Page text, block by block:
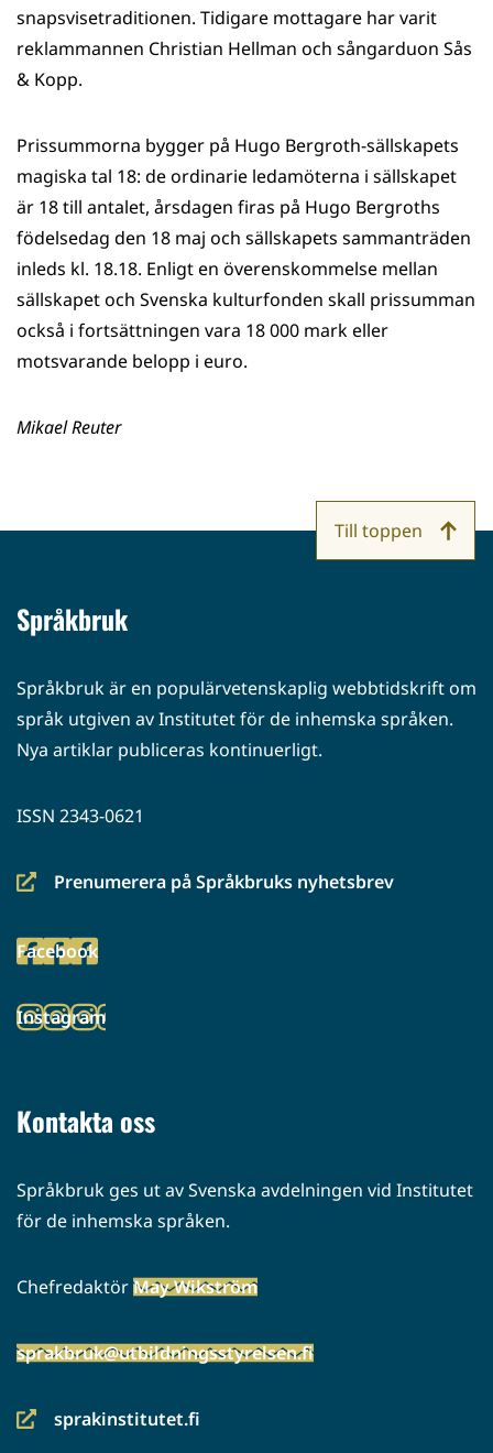
snapsvisetraditionen. Tidigare mottagare har varit
reklammannen Christian Hellman och sångarduon Sås
& Kopp.
Prissummorna bygger på Hugo Bergroth-sällskapets
magiska tal 18: de ordinarie ledamöterna i sällskapet
är 18 till antalet, årsdagen firas på Hugo Bergroths
födelsedag den 18 maj och sällskapets sammanträden
inleds kl. 18.18. Enligt en överenskommelse mellan
sällskapet och Svenska kulturfonden skall prissumman
också i fortsättningen vara 18 000 mark eller
motsvarande belopp i euro.
Mikael Reuter
Språkbruk
Språkbruk är en populärvetenskaplig webbtidskrift om
språk utgiven av Institutet för de inhemska språken.
Nya artiklar publiceras kontinuerligt.
ISSN 2343-0621
Prenumerera på Språkbruks nyhetsbrev
(siirryt
palveluun)
Facebook
(siirryt
palveluun)
Instagram
(siirryt
Kontakta oss
Språkbruk ges ut av Svenska avdelningen vid Institutet
för de inhemska språken.
ChefredaktörMay Wikström
sprakbruk@utbildningsstyrelsen.fi
sprakinstitutet.fi
(siirryt
Till toppen